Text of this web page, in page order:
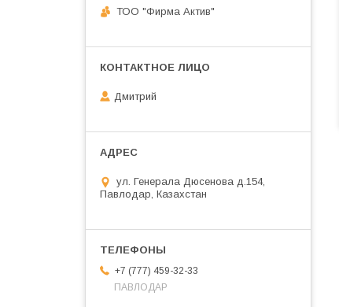
ТОО "Фирма Актив"
Дмитрий
ул. Генерала Дюсенова д.154,
Павлодар, Казахстан
+7 (777) 459-32-33
ПАВЛОДАР